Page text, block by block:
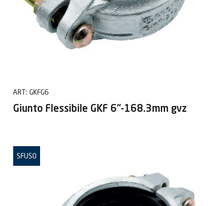
ART: GKFG6
Giunto Flessibile GKF 6"-168.3mm gvz
SFUSO